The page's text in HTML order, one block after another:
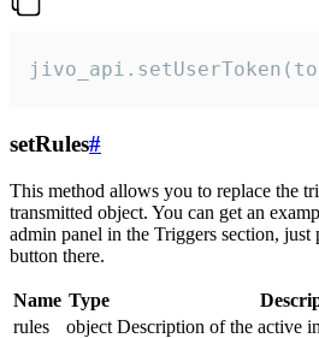
setRules#
This method allows you to replace the
transmitted object. You can get an
admin panel in the Triggers section, just
button there.
Name Type
rules
object Description of the active